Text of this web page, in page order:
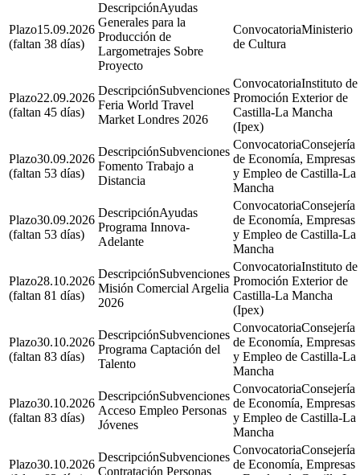
15.09.2026
(faltan 38 días)
Ayudas
Generales para la
Producción de
Largometrajes Sobre
Proyecto
Ministerio
de Cultura
22.09.2026
(faltan 45 días)
Subvenciones
Feria World Travel
Market Londres 2026
Instituto de
Promoción Exterior de
Castilla-La Mancha
(Ipex)
30.09.2026
(faltan 53 días)
Subvenciones
Fomento Trabajo a
Distancia
Consejería
de Economía, Empresas
y Empleo de Castilla-La
Mancha
30.09.2026
(faltan 53 días)
Ayudas
Programa Innova-
Adelante
Consejería
de Economía, Empresas
y Empleo de Castilla-La
Mancha
28.10.2026
(faltan 81 días)
Subvenciones
Misión Comercial Argelia
2026
Instituto de
Promoción Exterior de
Castilla-La Mancha
(Ipex)
30.10.2026
(faltan 83 días)
Subvenciones
Programa Captación del
Talento
Consejería
de Economía, Empresas
y Empleo de Castilla-La
Mancha
30.10.2026
(faltan 83 días)
Subvenciones
Acceso Empleo Personas
Jóvenes
Consejería
de Economía, Empresas
y Empleo de Castilla-La
Mancha
30.10.2026
Subvenciones
Contratación Personas
Consejería
de Economía, Empresas